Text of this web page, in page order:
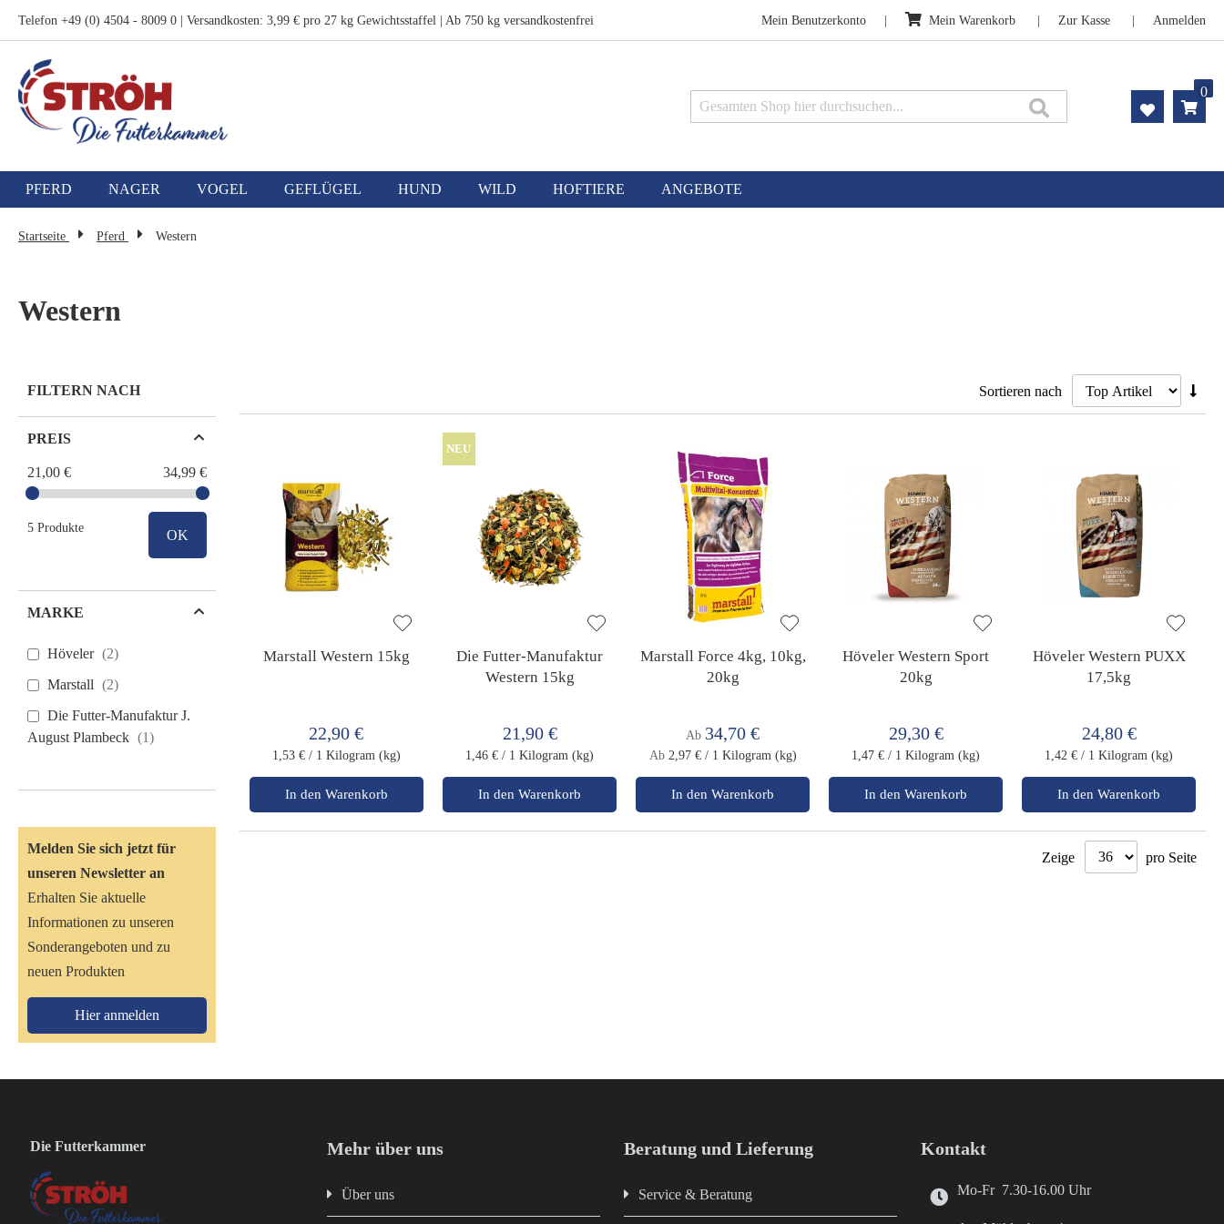
Mein Benutzerkonto Anmelden
Telefon +49 (0) 4504 - 8009 0 | Versandkosten: 3,99 € pro 27 kg Gewichtsstaffel | Ab 750 kg versandkostenfrei Mein Warenkorb Zur Kasse
Zum
Inhalt
springen
0
PFERD NAGER VOGEL GEFLÜGEL HUND WILD HOFTIERE ANGEBOTE
Startseite Pferd Western
Western
Sortieren nach
Marstall Western 15kg
22,90 €
1,53 € / 1 Kilogram (kg)
In den Warenkorb
NEU
Die Futter-Manufaktur
Western 15kg
21,90 €
1,46 € / 1 Kilogram (kg)
In den Warenkorb
Marstall Force 4kg, 10kg,
20kg
Ab 34,70 €
Ab 2,97 € / 1 Kilogram (kg)
In den Warenkorb
Höveler Western Sport
20kg
29,30 €
1,47 € / 1 Kilogram (kg)
In den Warenkorb
Höveler Western PUXX
17,5kg
24,80 €
1,42 € / 1 Kilogram (kg)
In den Warenkorb
Zeige pro Seite
FILTERN NACH
PREIS
21,00 € 34,99 €
5 Produkte OK
MARKE
Höveler
2
Marstall
2
Die Futter-Manufaktur J.
August Plambeck
1
Melden Sie sich jetzt für
unseren Newsletter an
Erhalten Sie aktuelle
Informationen zu unseren
Sonderangeboten und zu
neuen Produkten
Hier anmelden
Die Futterkammer Mehr über uns
Über uns
Beratung und Lieferung
Service & Beratung
Kontakt
Mo-Fr 7.30-16.00 Uhr